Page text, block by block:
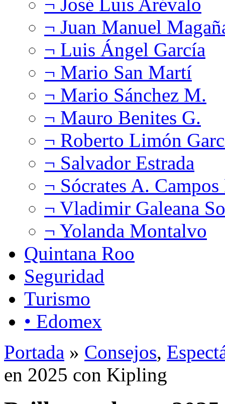
¬ Juan Manuel
¬ Luis Ángel García
¬ Mario San Martí
¬ Mario Sánchez M.
¬ Mauro Benites G.
¬ Roberto Limón
¬ Salvador Estrada
¬ Sócrates A.
¬ Vladimir Galeana
¬ Yolanda Montalvo
Quintana Roo
Seguridad
Turismo
• Edomex
Portada » Consejos,
en 2025 con Kipling